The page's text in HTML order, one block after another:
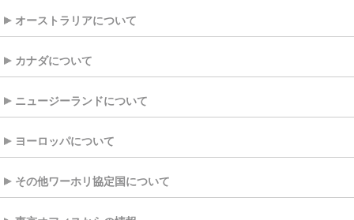
オーストラリアについて
カナダについて
ニュージーランドについて
ヨーロッパについて
その他ワーホリ協定国について